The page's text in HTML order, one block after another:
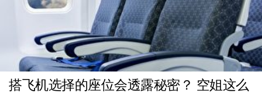
搭飞机选择的座位会透露秘密？ 空姐这么